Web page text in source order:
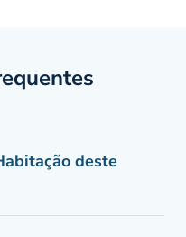
deste